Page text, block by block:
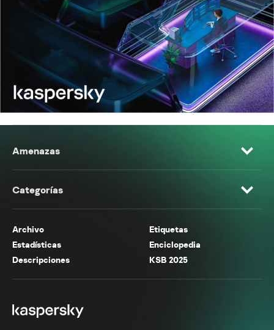
Amenazas
Categorías
Archivo
Etiquetas
Estadísticas
Enciclopedia
Descripciones
KSB 2025